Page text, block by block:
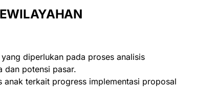
diperlukan pada proses analisis
dan potensi pasar.
anak terkait progress implementasi proposal